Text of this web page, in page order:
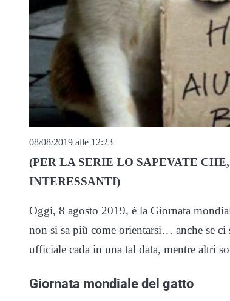
08/08/2019 alle 12:23
(PER LA SERIE LO SAPEVATE
INTERESSANTI)
Oggi, 8 agosto 2019, è la Giornata
non si sa più come orientarsi… anche se ci
ufficiale cada in una tal data, mentre altri
Giornata mondiale del gatto